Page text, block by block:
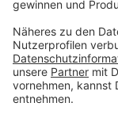
Ihr wollt eine
Verein mit
ausstatten,
besseren
umsetzen oder
umsetzen?